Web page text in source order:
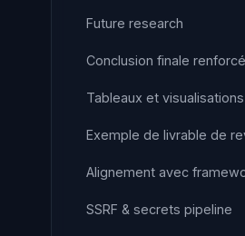
Future research
Conclusion finale
Tableaux et visualisations
Exemple de livrable de
Alignement avec
SSRF & secrets pipeline